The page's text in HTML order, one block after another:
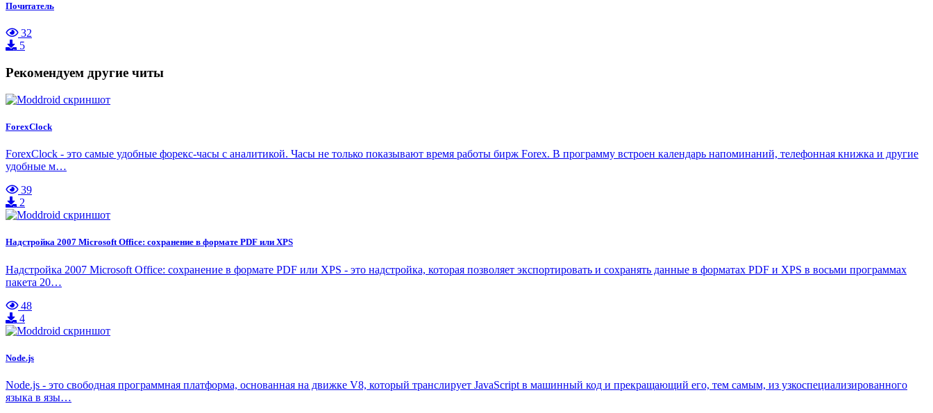
Почитатель
32
5
Рекомендуем другие читы
ForexClock
ForexClock - это самые удобные форекс-часы с аналитикой. Часы не только показывают время работы бирж Forex. В программу встроен календарь напоминаний, телефонная книжка и другие
удобные м…
39
2
Надстройка 2007 Microsoft Office: сохранение в формате PDF или XPS
Надстройка 2007 Microsoft Office: сохранение в формате PDF или XPS - это надстройка, которая позволяет экспортировать и сохранять данные в форматах PDF и XPS в восьми программах
пакета 20…
48
4
Node.js
Node.js - это свободная программная платформа, основанная на движке V8, который транслирует JavaScript в машинный код и прекращающий его, тем самым, из узкоспециализированного
языка в язы…